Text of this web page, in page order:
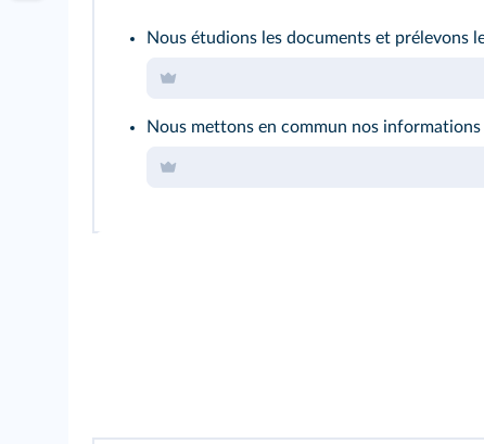
Nous étudions les documents et prélevons
Nous mettons en commun nos informations